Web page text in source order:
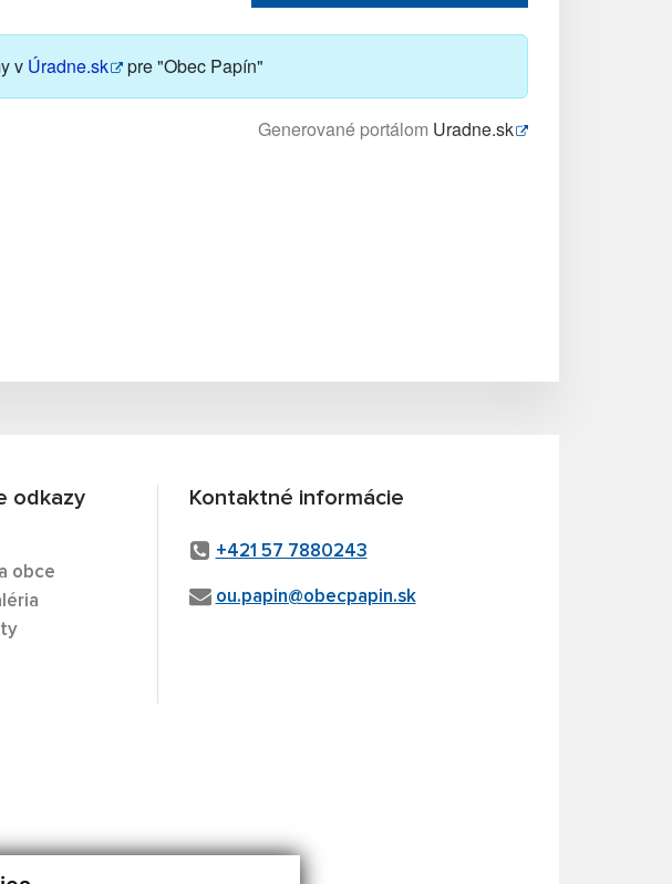
v Úradne.sk pre "Obec Papín"
Generované portálom Uradne.sk
odkazy
obce
Kontaktné informácie
+421 57 7880243
ou.papin@obecpapin.sk